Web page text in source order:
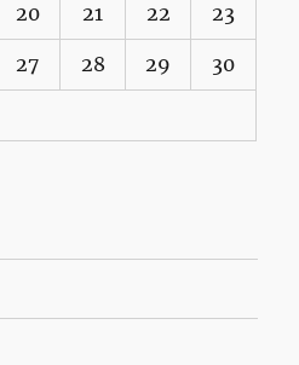
20 21 22 23
27 28 29 30